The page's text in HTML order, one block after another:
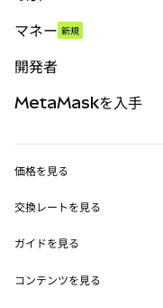
パーペチュアル
RWA
マネー 新規
開発者
MetaMask Connect
Snaps
Web3サービス
MetaMaskを入手
セキュリティ
サポート
価格を見る
イーサリアムの価格
Solanaの価格
交換レートを見る
ETH→USD
USDT→INR
ガイドを見る
ETHの購入
コンテンツを見る